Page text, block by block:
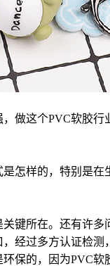
做这个PVC软胶
怎样的，特别是
键所在。还有许
经过多方认证检
保的，因为PVC